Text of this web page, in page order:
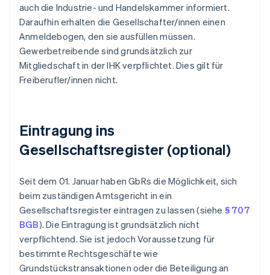
auch die Industrie- und Handelskammer informiert.
Daraufhin erhalten die Gesellschafter/innen einen
Anmeldebogen, den sie ausfüllen müssen.
Gewerbetreibende sind grundsätzlich zur
Mitgliedschaft in der IHK verpflichtet. Dies gilt für
Freiberufler/innen nicht.
Eintragung ins
Gesellschaftsregister (optional)
Seit dem 01. Januar haben GbRs die Möglichkeit, sich
beim zuständigen Amtsgericht in ein
Gesellschaftsregister eintragen zu lassen (siehe § 707
BGB). Die Eintragung ist grundsätzlich nicht
verpflichtend. Sie ist jedoch Voraussetzung für
bestimmte Rechtsgeschäfte wie
Grundstückstransaktionen oder die Beteiligung an